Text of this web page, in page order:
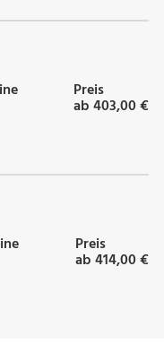
Preis
ab 403,00 €
Preis
ab 414,00 €